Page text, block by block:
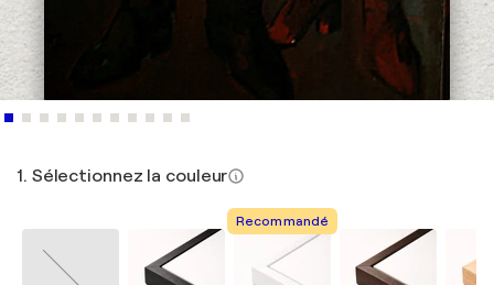
1. Sélectionnez la couleur
Recommandé